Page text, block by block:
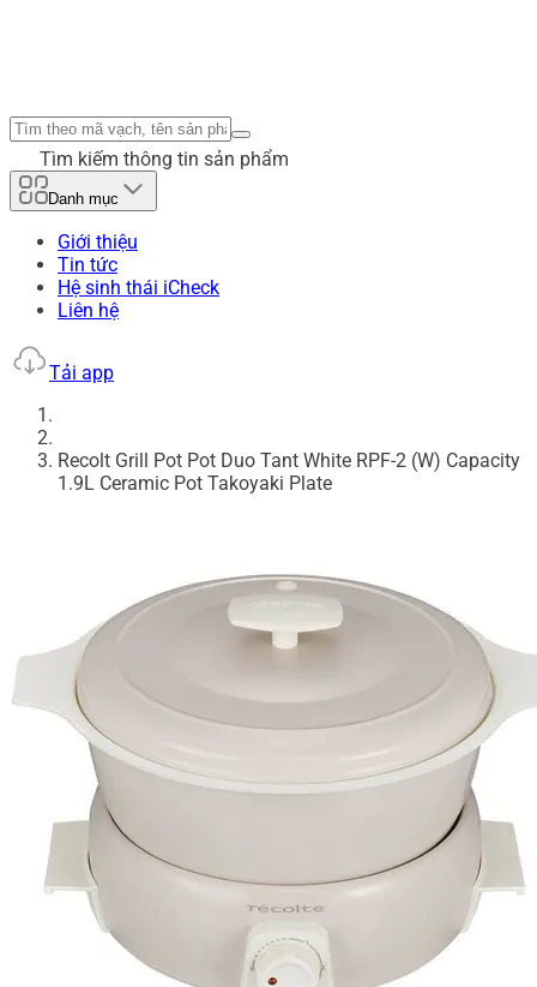
Tìm kiếm thông tin sản phẩm
Danh mục
Giới thiệu
Tin tức
Hệ sinh thái iCheck
Liên hệ
Tải app
Recolt Grill Pot Pot Duo Tant White RPF-2 (W) Capacity
1.9L Ceramic Pot Takoyaki Plate